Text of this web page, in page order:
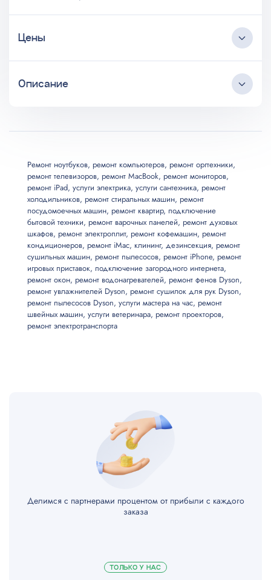
Цены
Ремонт увлажнителей и очистителей воздуха
Ремонт/замена блока питания 600
Ремонт/замена электронного блока 700
Ремонт/замена пьезоэлемента 700
Ремонт/замена генератора пара 800
Ремонт/замена вентилятора 600
Описание
Мастер приезжает в удобное клиенту время
Длительная гарантия на услуги
Все запчасти и материалы в наличии
Возможны скидки до 20%
Ремонт ноутбуков, ремонт компьютеров, ремонт оргтехники,
ремонт телевизоров, ремонт MacBook, ремонт мониторов,
ремонт iPad, услуги электрика, услуги сантехника, ремонт
холодильников, ремонт стиральных машин, ремонт
посудомоечных машин, ремонт квартир, подключение
бытовой техники, ремонт варочных панелей, ремонт духовых
шкафов, ремонт электроплит, ремонт кофемашин, ремонт
кондиционеров, ремонт iMac, клининг, дезинсекция, ремонт
сушильных машин, ремонт пылесосов, ремонт iPhone, ремонт
игровых приставок, подключение загородного интернета,
ремонт окон, ремонт водонагревателей, ремонт фенов Dyson,
ремонт увлажнителей Dyson, ремонт сушилок для рук Dyson,
ремонт пылесосов Dyson, услуги мастера на час, ремонт
швейных машин, услуги ветеринара, ремонт проекторов,
ремонт электротранспорта
Делимся с партнерами процентом от прибыли с каждого
заказа
ТОЛЬКО У НАС